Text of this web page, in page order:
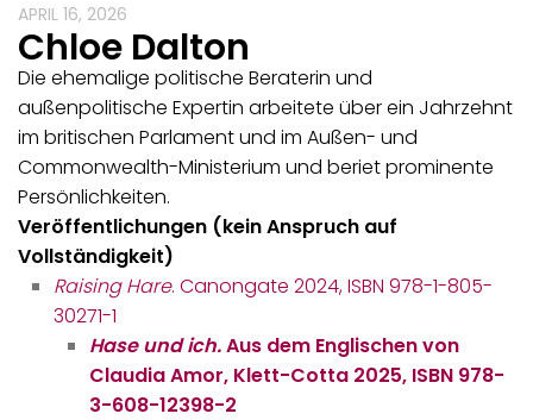
APRIL 16, 2026
Chloe Dalton
Die ehemalige politische Beraterin und
außenpolitische Expertin arbeitete über ein Jahrzehnt
im britischen Parlament und im Außen- und
Commonwealth-Ministerium und beriet prominente
Persönlichkeiten.
Veröffentlichungen (kein Anspruch auf
Vollständigkeit)
Raising Hare. Canongate 2024, ISBN 978-1-805-
30271-1
Hase und ich.Aus dem Englischen von
Claudia Amor, Klett-Cotta 2025, ISBN 978-
3-608-12398-2